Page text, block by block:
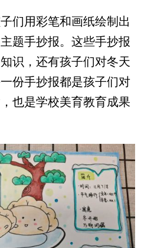
用彩笔和画纸绘制出
题手抄报。这些手抄报
识，还有孩子们对冬天
份手抄报都是孩子们对
也是学校美育教育成果